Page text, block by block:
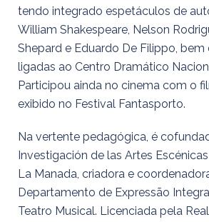
tendo integrado espetáculos de
William Shakespeare, Nelson
Shepard e Eduardo De Filippo,
ligadas ao Centro Dramático
Participou ainda no cinema com o
exibido no Festival Fantasporto.
Na vertente pedagógica, é
Investigación de las Artes
La Manada, criadora e
Departamento de Expressão
Teatro Musical. Licenciada pela